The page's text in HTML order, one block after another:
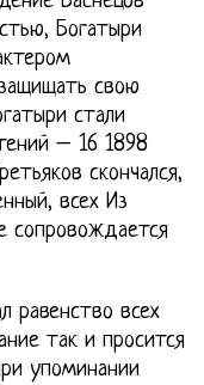
Богатыри
свою
стали
– 16 1898
скончался,
всех Из
сопровождается
равенство всех
так и просится
упоминании